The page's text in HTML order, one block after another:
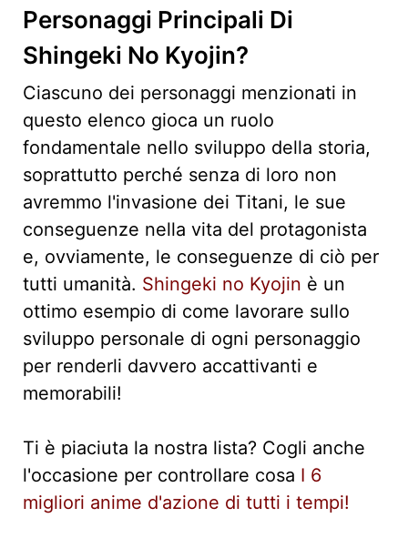
Personaggi Principali Di
Shingeki No Kyojin?
Ciascuno dei personaggi menzionati in
questo elenco gioca un ruolo
fondamentale nello sviluppo della storia,
soprattutto perché senza di loro non
avremmo l'invasione dei Titani, le sue
conseguenze nella vita del protagonista
e, ovviamente, le conseguenze di ciò per
tutti umanità. Shingeki no Kyojin è un
ottimo esempio di come lavorare sullo
sviluppo personale di ogni personaggio
per renderli davvero accattivanti e
memorabili!
Ti è piaciuta la nostra lista? Cogli anche
l'occasione per controllare cosa I 6
migliori anime d'azione di tutti i tempi!